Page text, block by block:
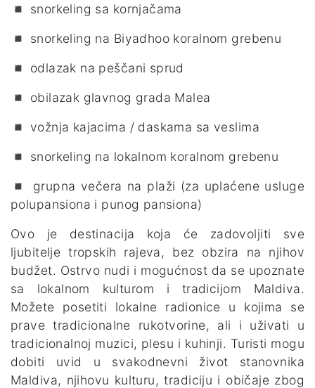
◾ snorkeling sa kornjačama
◾ snorkeling na Biyadhoo koralnom grebenu
◾ odlazak na peščani sprud
◾ obilazak glavnog grada Malea
◾ vožnja kajacima / daskama sa veslima
◾ snorkeling na lokalnom koralnom grebenu
◾ grupna večera na plaži (za uplaćene usluge
polupansiona i punog pansiona)
Ovo je destinacija koja će zadovoljiti sve
ljubitelje tropskih rajeva, bez obzira na njihov
budžet. Ostrvo nudi i mogućnost da se upoznate
sa lokalnom kulturom i tradicijom Maldiva.
Možete posetiti lokalne radionice u kojima se
prave tradicionalne rukotvorine, ali i uživati u
tradicionalnoj muzici, plesu i kuhinji. Turisti mogu
dobiti uvid u svakodnevni život stanovnika
Maldiva, njihovu kulturu, tradiciju i običaje zbog